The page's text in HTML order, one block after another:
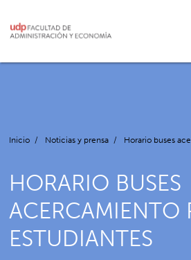
Inicio / Noticias y prensa / Horario buses
HORARIO BUSES
ACERCAMIENTO
ESTUDIANTES